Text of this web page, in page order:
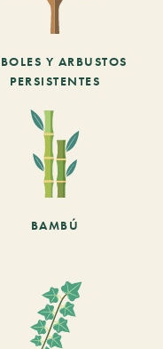
Y ARBUSTOS
PERSISTENTES
BAMBÚ